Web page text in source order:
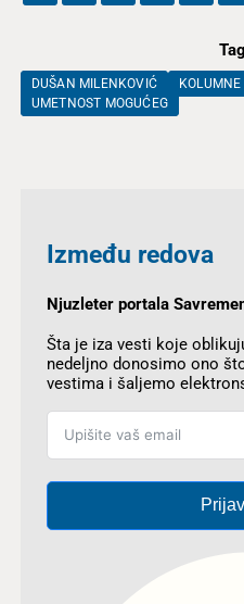
DUŠAN MILENKOVIĆ KOLUMNE
UMETNOST MOGUĆEG
Između redova
Njuzleter portala
Šta je iza vesti koje
nedeljno donosimo ono
vestima i šaljemo